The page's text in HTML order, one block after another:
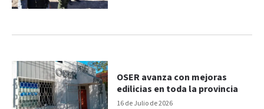
16 de Julio de 2026
OSER avanza con mejoras
edilicias en toda la provincia